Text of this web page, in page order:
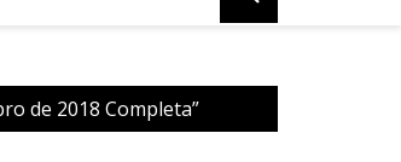
de 2018 Completa”